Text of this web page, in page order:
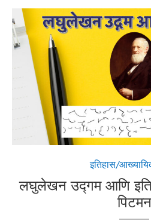
इतिहास/
लघुलेखन उद्गम आणि
पिटमन